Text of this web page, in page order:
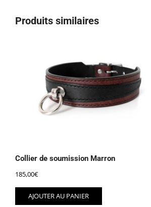
Produits similaires
Collier de soumission Marron
185,00€
AJOUTER AU PANIER